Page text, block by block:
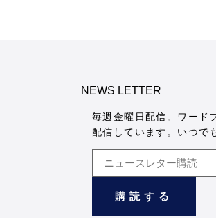
NEWS LETTER
毎週金曜日配信。ワード
配信しています。いつで